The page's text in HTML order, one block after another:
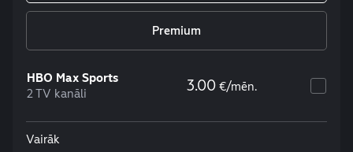
Premium
HBO Max Sports
2 TV kanāli 3.00 €/mēn.
Vairāk